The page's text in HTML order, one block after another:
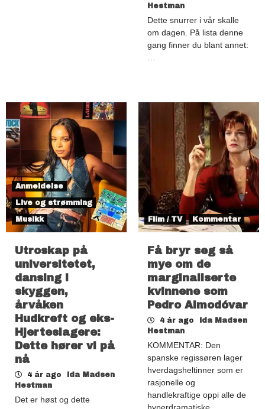
Hestman
Dette snurrer i vår skalle
om dagen. På lista denne
gang finner du blant annet:
Anmeldelse
Live og strømming
Musikk
Utroskap på
universitetet,
dansing i
skyggen,
årvåken
Hudkreft og eks-
Hjerteslagere:
Dette hører vi på
nå
4 år ago
Ida Madsen
Hestman
Det er høst og dette
Film / TV Kommentar
Få bryr seg så
mye om de
marginaliserte
kvinnene som
Pedro Almodóvar
4 år ago
Ida Madsen
Hestman
KOMMENTAR: Den
spanske regissøren lager
hverdagsheltinner som er
rasjonelle og
handlekraftige oppi alle de